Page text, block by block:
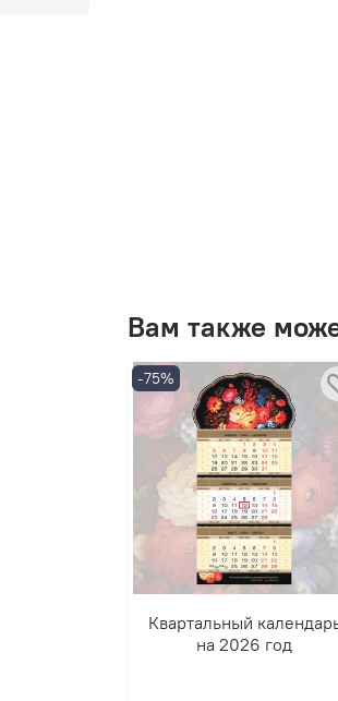
Вам также
-75%
Квартальный
на 2026 год